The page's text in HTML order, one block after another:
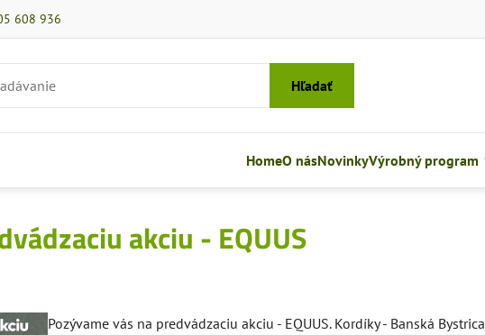
608 936
Hľadať
HomeO násNovinkyVýrobný program
akciu - EQUUS
Pozývame vás na predvádzaciu akciu - EQUUS. Kordíky - Banská Bystrica